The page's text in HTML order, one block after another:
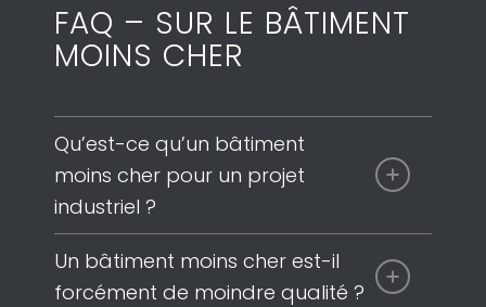
FAQ – SUR LE BÂTIMENT
MOINS CHER
Qu’est-ce qu’un bâtiment
moins cher pour un projet
industriel ?
Un bâtiment moins cher est-il
forcément de moindre qualité ?